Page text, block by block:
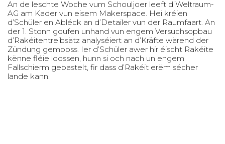
An de leschte Woche vum Schouljoer leeft d’Weltraum-
AG am Kader vun eisem Makerspace. Hei kréien
d’Schüler en Abléck an d’Detailer vun der Raumfaart. An
der 1. Stonn goufen unhand vun engem Versuchsopbau
d’Rakéitentreibsätz analyséiert an d’Kräfte wärend der
Zündung gemooss. Ier d’Schüler awer hir éischt Rakéite
kënne fléie loossen, hunn si och nach un engem
Fallschierm gebastelt, fir dass d’Rakéit erëm sécher
lande kann.